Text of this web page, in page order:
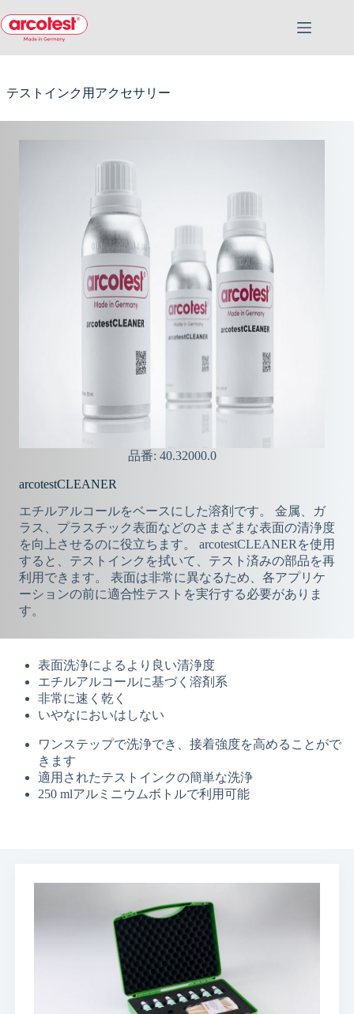
テストインク用アクセサリー
品番: 40.32000.0
arcotestCLEANER
エチルアルコールをベースにした溶剤です。 金属、ガ
ラス、プラスチック表面などのさまざまな表面の清浄度
を向上させるのに役立ちます。 arcotestCLEANERを使用
すると、テストインクを拭いて、テスト済みの部品を再
利用できます。 表面は非常に異なるため、各アプリケ
ーションの前に適合性テストを実行する必要がありま
す。
表面洗浄によるより良い清浄度
エチルアルコールに基づく溶剤系
非常に速く乾く
いやなにおいはしない
ワンステップで洗浄でき、接着強度を高めることがで
きます
適用されたテストインクの簡単な洗浄
250 mlアルミニウムボトルで利用可能